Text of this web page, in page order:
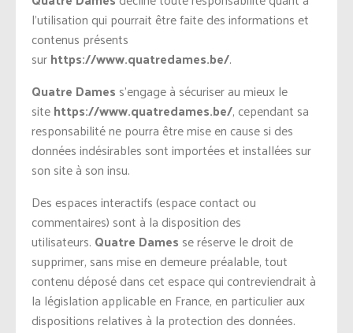
l’utilisation qui pourrait être faite des informations et
contenus présents
surhttps://www.quatredames.be/.
Quatre Dames s’engage à sécuriser au mieux le
sitehttps://www.quatredames.be/, cependant sa
responsabilité ne pourra être mise en cause si des
données indésirables sont importées et installées sur
son site à son insu.
Des espaces interactifs (espace contact ou
commentaires) sont à la disposition des
utilisateurs. Quatre Dames se réserve le droit de
supprimer, sans mise en demeure préalable, tout
contenu déposé dans cet espace qui contreviendrait à
la législation applicable en France, en particulier aux
dispositions relatives à la protection des données.